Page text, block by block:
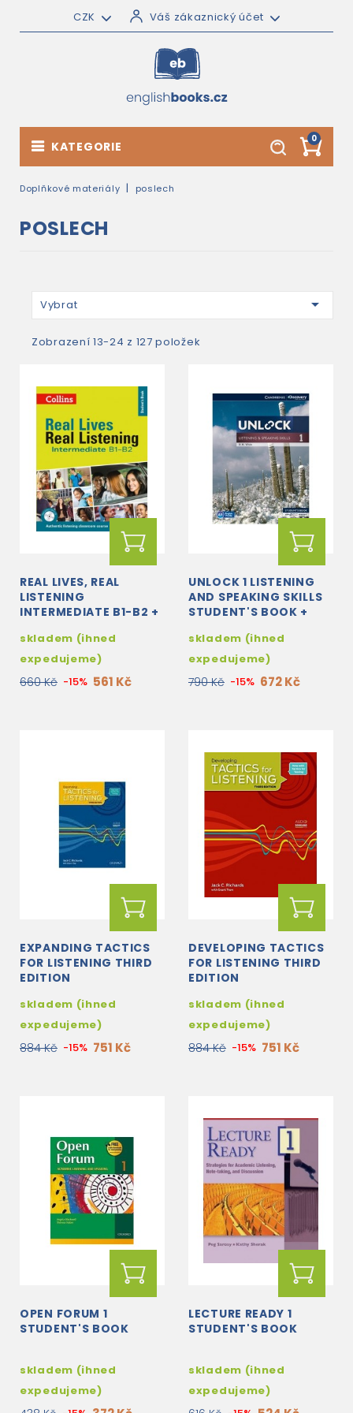
CZK Váš zákaznický účet
0
KATEGORIE
Doplňkové materiály poslech
POSLECH
Vybrat 
Zobrazení 13-24 z 127 položek
REAL LIVES, REAL
LISTENING
INTERMEDIATE B1-B2 +
skladem (ihned
expedujeme)
660 Kč -15% 561 Kč
UNLOCK 1 LISTENING
AND SPEAKING SKILLS
STUDENT'S BOOK +
skladem (ihned
expedujeme)
790 Kč -15% 672 Kč
EXPANDING TACTICS
FOR LISTENING THIRD
EDITION
skladem (ihned
expedujeme)
884 Kč -15% 751 Kč
DEVELOPING TACTICS
FOR LISTENING THIRD
EDITION
skladem (ihned
expedujeme)
884 Kč -15% 751 Kč
OPEN FORUM 1
STUDENT'S BOOK
skladem (ihned
expedujeme)
LECTURE READY 1
STUDENT'S BOOK
skladem (ihned
expedujeme)